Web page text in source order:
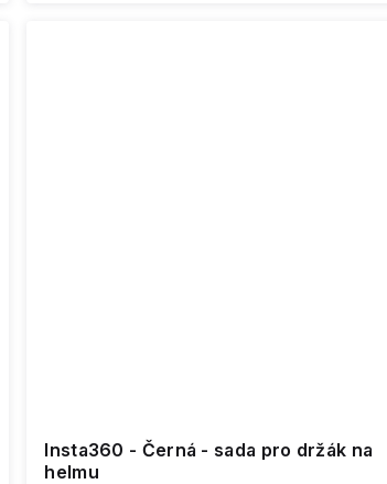
Insta360 - Černá - sada pro držák na
helmu